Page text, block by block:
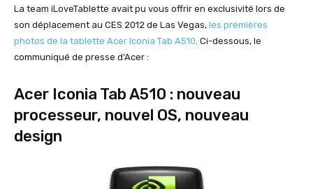
La team iLoveTablette avait pu vous offrir en exclusivité lors de
son déplacement au CES 2012 de Las Vegas, les premières
photos de la tablette Acer Iconia Tab A510 . Ci-dessous, le
communiqué de presse d’Acer :
Acer Iconia Tab A510 : nouveau
processeur, nouvel OS, nouveau
design